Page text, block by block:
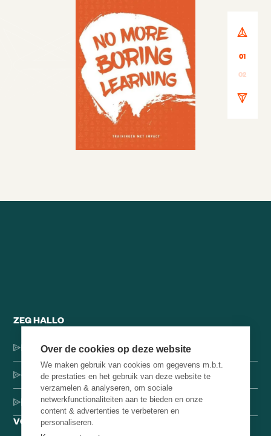
01
02
ZEG HALLO
Dorpsstraat 137, 1546 JH Jisp
+31 (0)75-4000071
hello@brainbakery.com
VOLG ONS
Over de cookies op deze website
We maken gebruik van cookies om gegevens m.b.t.
de prestaties en het gebruik van deze website te
verzamelen & analyseren, om sociale
netwerkfunctionaliteiten aan te bieden en onze
content & advertenties te verbeteren en
personaliseren.